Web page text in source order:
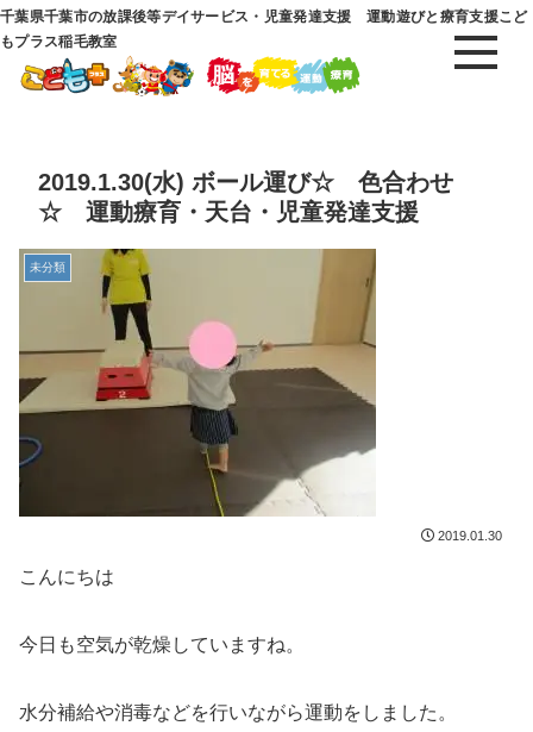
千葉県千葉市の放課後等デイサービス・児童発達支援 運動遊びと療育支援こど
もプラス稲毛教室
2019.1.30(水) ボール運び☆ 色合わせ
☆ 運動療育・天台・児童発達支援
未分類
2019.01.30
こんにちは
今日も空気が乾燥していますね。
水分補給や消毒などを行いながら運動をしました。